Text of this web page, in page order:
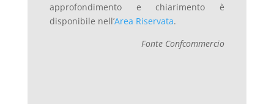
approfondimento e chiarimento è
disponibile nell’Area Riservata.
Fonte Confcommercio